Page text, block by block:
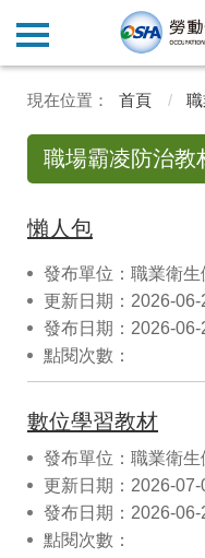
首頁
職場霸凌防治教
懶人包
發布單位：職業衛生
更新日期：2026-06-
發布日期：2026-06-
點閱次數：
數位學習教材
發布單位：職業衛生
更新日期：2026-07-
發布日期：2026-06-
點閱次數：